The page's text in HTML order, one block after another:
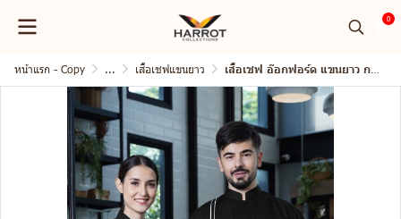
0
หน้าแรก - Copy ... เสื้อเชฟแขนยาว เสื้อเชฟ อ๊อกฟอร์ด แขนยาว กระดุมแป๊ก